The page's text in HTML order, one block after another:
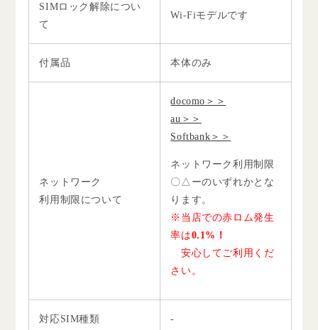
SIMロック解除につい
て
Wi-Fiモデルです
付属品 本体のみ
ネットワーク
利用制限について
docomo＞＞
au＞＞
Softbank＞＞
ネットワーク利用制限
〇△ーのいずれかとな
ります。
※当店での赤ロム発生
率は0.1%！
安心してご利用くだ
さい。
対応SIM種類 -